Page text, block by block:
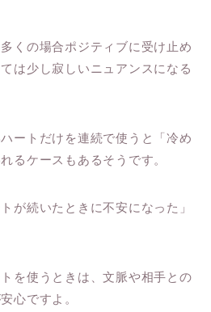
くの場合ポジティブに受け止め
は少し寂しいニュアンスになる
ートだけを連続で使うと「冷め
るケースもあるそうです。
が続いたときに不安になった」
を使うときは、文脈や相手との
心ですよ。